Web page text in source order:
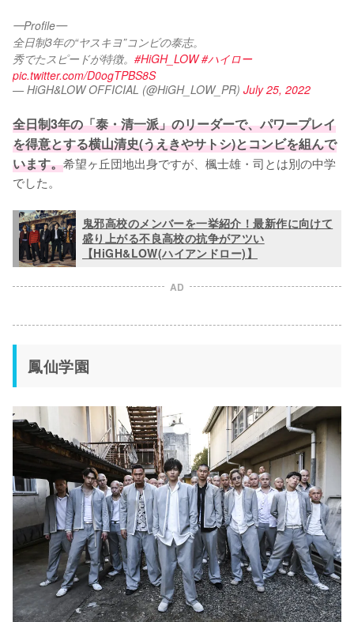
━Profile━
全日制3年の“ヤスキヨ”コンビの泰志。
秀でたスピードが特徴。 #HiGH_LOW #ハイロー
pic.twitter.com/D0ogTPBS8S
— HiGH&LOW OFFICIAL (@HiGH_LOW_PR) July 25, 2022
全日制3年の「泰・清一派」のリーダーで、パワープレイ
を得意とする横山清史(うえきやサトシ)とコンビを組んで
います。希望ヶ丘団地出身ですが、楓士雄・司とは別の中学
でした。
鬼邪高校のメンバーを一挙紹介！最新作に向けて
盛り上がる不良高校の抗争がアツい
【HiGH&LOW(ハイアンドロー)】
AD
鳳仙学園